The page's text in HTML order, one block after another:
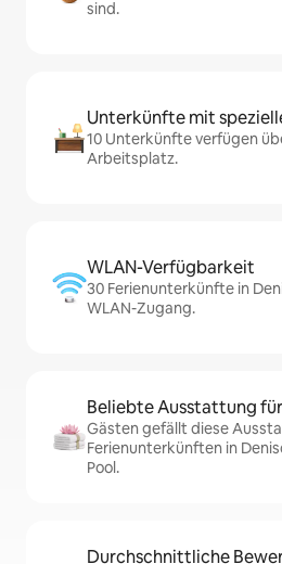
sind.
Unterkünfte mit
10 Unterkünfte verfügen
Arbeitsplatz.
WLAN-Verfügbarkeit
30 Ferienunterkünfte in
WLAN-Zugang.
Beliebte Ausstattung
Gästen gefällt diese
Ferienunterkünften in
Pool.
Durchschnittliche